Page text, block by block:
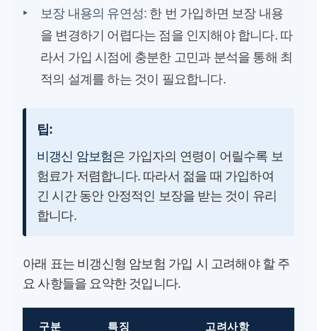
‣
보장 내용의 유연성: 한 번 가입하면 보장 내용
을 변경하기 어렵다는 점을 인지해야 합니다. 따
라서 가입 시점에 충분한 고민과 분석을 통해 최
적의 설계를 하는 것이 필요합니다.
팁:
비갱신 암보험은 가입자의 연령이 어릴수록 보
험료가 저렴합니다. 따라서 젊을 때 가입하여
긴 시간 동안 안정적인 보장을 받는 것이 유리
합니다.
아래 표는 비갱신형 암보험 가입 시 고려해야 할 주
요 사항들을 요약한 것입니다.
구분 특징 고려사항